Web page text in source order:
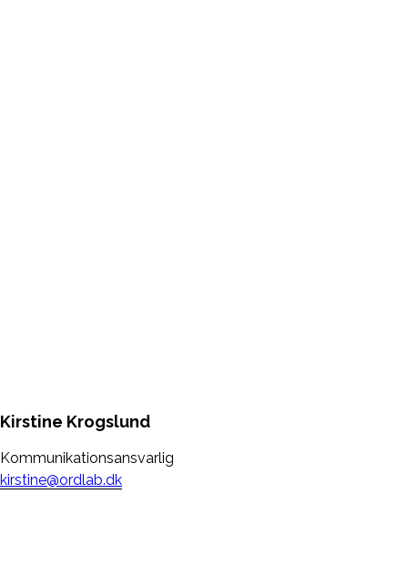
Kirstine Krogslund
Kommunikationsansvarlig
kirstine@ordlab.dk